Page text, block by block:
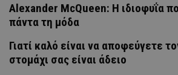
Alexander McQueen: Η ιδιοφυΐα
πάντα τη μόδα
Γιατί καλό είναι να αποφεύγετε
στομάχι σας είναι άδειο